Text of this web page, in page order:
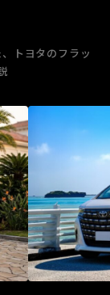
トヨタのフラッ